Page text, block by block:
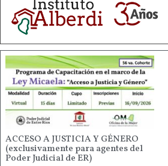
ACCESO A JUSTICIA Y GÉNERO
(exclusivamente para agentes del
Poder Judicial de ER)